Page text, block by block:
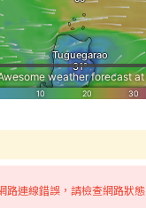
路連線錯誤，請檢查網路狀態